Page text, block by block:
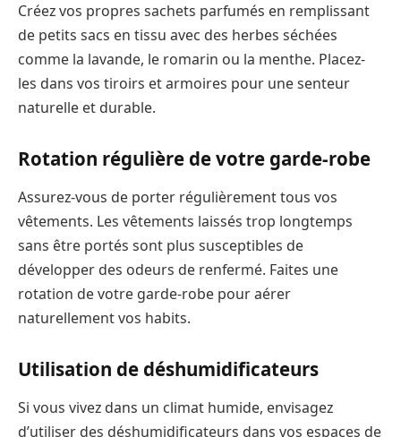
Créez vos propres sachets parfumés en remplissant
de petits sacs en tissu avec des herbes séchées
comme la lavande, le romarin ou la menthe. Placez-
les dans vos tiroirs et armoires pour une senteur
naturelle et durable.
Rotation régulière de votre garde-robe
Assurez-vous de porter régulièrement tous vos
vêtements. Les vêtements laissés trop longtemps
sans être portés sont plus susceptibles de
développer des odeurs de renfermé. Faites une
rotation de votre garde-robe pour aérer
naturellement vos habits.
Utilisation de déshumidificateurs
Si vous vivez dans un climat humide, envisagez
d’utiliser des déshumidificateurs dans vos espaces de